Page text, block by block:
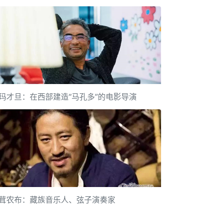
才旦：在西部建造“马孔多”的电影导演
农布：藏族音乐人、弦子演奏家